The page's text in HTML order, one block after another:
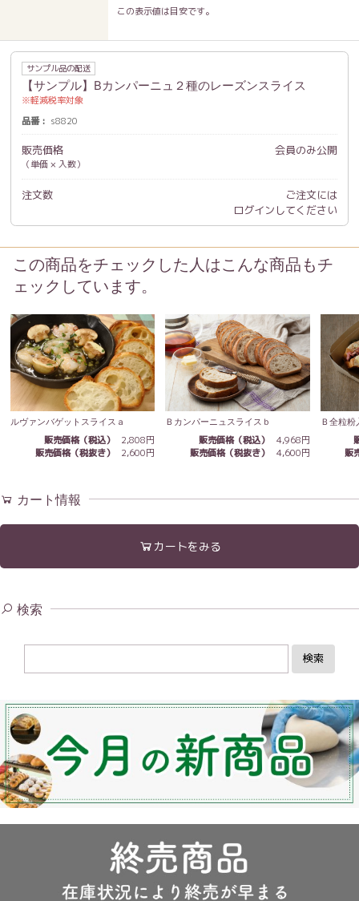
この表示値は目安です。
サンプル品の配送
【サンプル】Bカンパーニュ２種のレーズンスライス
軽減税率対象
品番
s8820
販売価格
（単価 × 入数）
会員のみ公開
注文数
ご注文には
ログイン してください
この商品をチェックした人はこんな商品もチ
ェックしています。
ルヴァンバゲットスライスａ
販売価格（税込）
2,808円
販売価格（税抜き）
2,600円
Ｂカンパーニュスライスｂ
販売価格（税込）
4,968円
販売価格（税抜き）
4,600円
Ｂ全粒
販
カート情報
カートをみる
検索
検索